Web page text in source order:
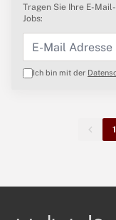
Tragen Sie Ihre E-
Jobs:
Ich bin mit der
1